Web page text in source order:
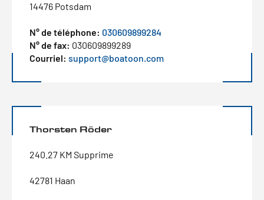
14476 Potsdam
N° de téléphone: 030609899284
N° de fax: 030609899289
Courriel: support@boatoon.com
Thorsten Röder
240.27 KM Supprime
42781 Haan